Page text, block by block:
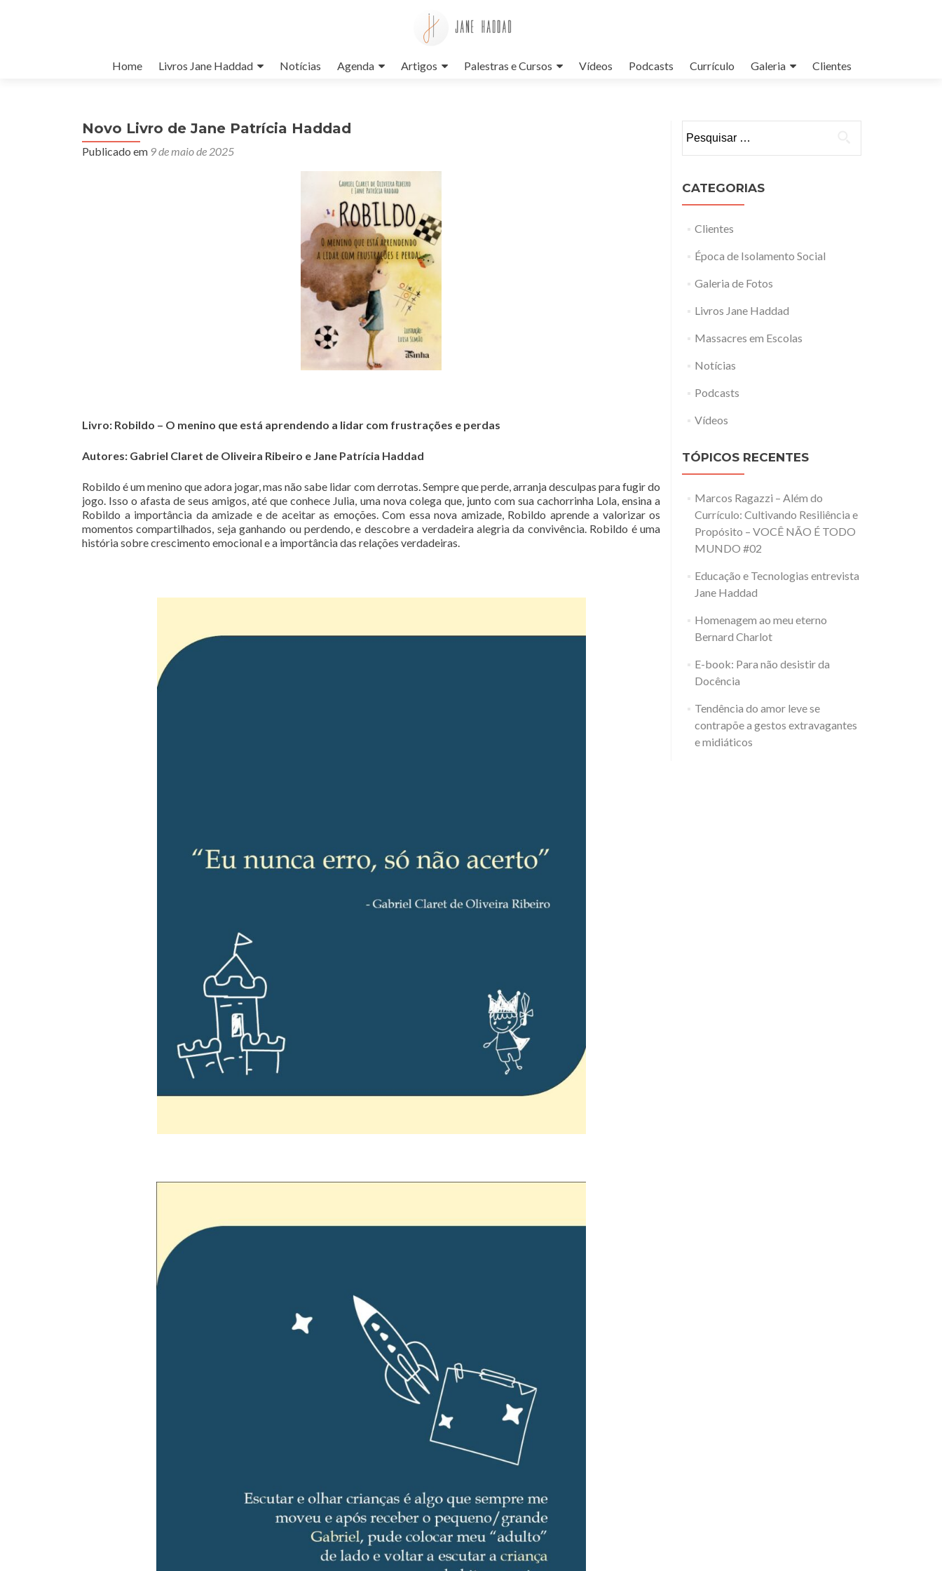
Pular para o conteúdo
Home Livros Jane Haddad Notícias Agenda Artigos Palestras e Cursos Vídeos Podcasts Currículo Galeria Clientes
Novo Livro de Jane Patrícia Haddad
Publicado em 9 de maio de 2025
Livro: Robildo – O menino que está aprendendo a lidar com frustrações e perdas
Autores: Gabriel Claret de Oliveira Ribeiro e Jane Patrícia Haddad
Robildo é um menino que adora jogar, mas não sabe lidar com derrotas. Sempre que perde, arranja desculpas para fugir do
jogo. Isso o afasta de seus amigos, até que conhece Julia, uma nova colega que, junto com sua cachorrinha Lola, ensina a
Robildo a importância da amizade e de aceitar as emoções. Com essa nova amizade, Robildo aprende a valorizar os
momentos compartilhados, seja ganhando ou perdendo, e descobre a verdadeira alegria da convivência. Robildo é uma
história sobre crescimento emocional e a importância das relações verdadeiras.
CATEGORIAS
Clientes
Época de Isolamento Social
Galeria de Fotos
Livros Jane Haddad
Massacres em Escolas
Notícias
Podcasts
Vídeos
TÓPICOS RECENTES
Marcos Ragazzi – Além do
Currículo: Cultivando Resiliência e
Propósito – VOCÊ NÃO É TODO
MUNDO #02
Educação e Tecnologias entrevista
Jane Haddad
Homenagem ao meu eterno
Bernard Charlot
E-book: Para não desistir da
Docência
Tendência do amor leve se
contrapõe a gestos extravagantes
e midiáticos